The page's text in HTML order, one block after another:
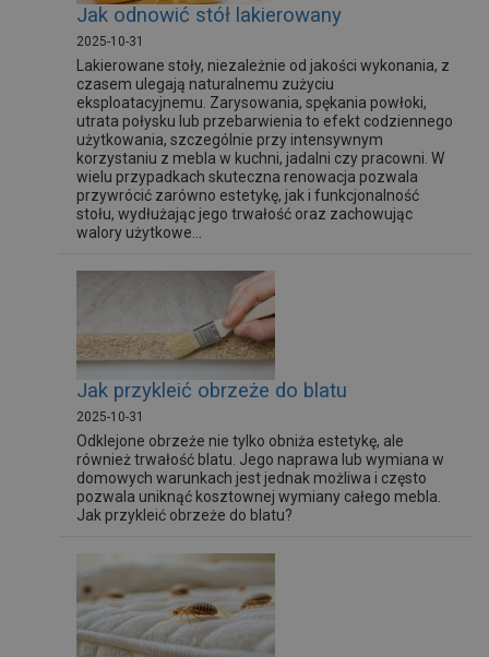
Jak odnowić stół lakierowany
2025-10-31
Lakierowane stoły, niezależnie od jakości wykonania, z
czasem ulegają naturalnemu zużyciu
eksploatacyjnemu. Zarysowania, spękania powłoki,
utrata połysku lub przebarwienia to efekt codziennego
użytkowania, szczególnie przy intensywnym
korzystaniu z mebla w kuchni, jadalni czy pracowni. W
wielu przypadkach skuteczna renowacja pozwala
przywrócić zarówno estetykę, jak i funkcjonalność
stołu, wydłużając jego trwałość oraz zachowując
walory użytkowe...
Jak przykleić obrzeże do blatu
2025-10-31
Odklejone obrzeże nie tylko obniża estetykę, ale
również trwałość blatu. Jego naprawa lub wymiana w
domowych warunkach jest jednak możliwa i często
pozwala uniknąć kosztownej wymiany całego mebla.
Jak przykleić obrzeże do blatu?